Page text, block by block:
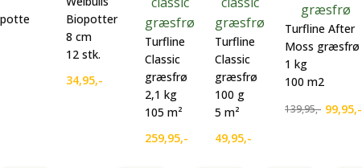
Biopotter
8 cm
12 stk.
34,95,-
Turfline
Classic
græsfrø
2,1 kg
105 m²
259,95,-
Turfline
Classic
græsfrø
100 g
5 m²
49,95,-
Turfline After
Moss græsfrø
1 kg
100 m2
139,95,-
Den
99,95,-
Den